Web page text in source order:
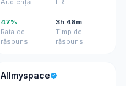
Audiență
ER
47%
Rata de
răspuns
3h 48m
Timp de
răspuns
A
Allmyspace